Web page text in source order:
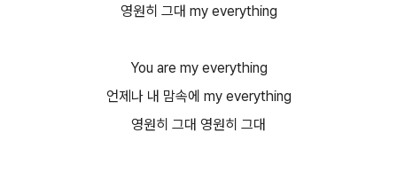
영원히 그대 my everything
You are my everything
언제나 내 맘속에 my everything
영원히 그대 영원히 그대